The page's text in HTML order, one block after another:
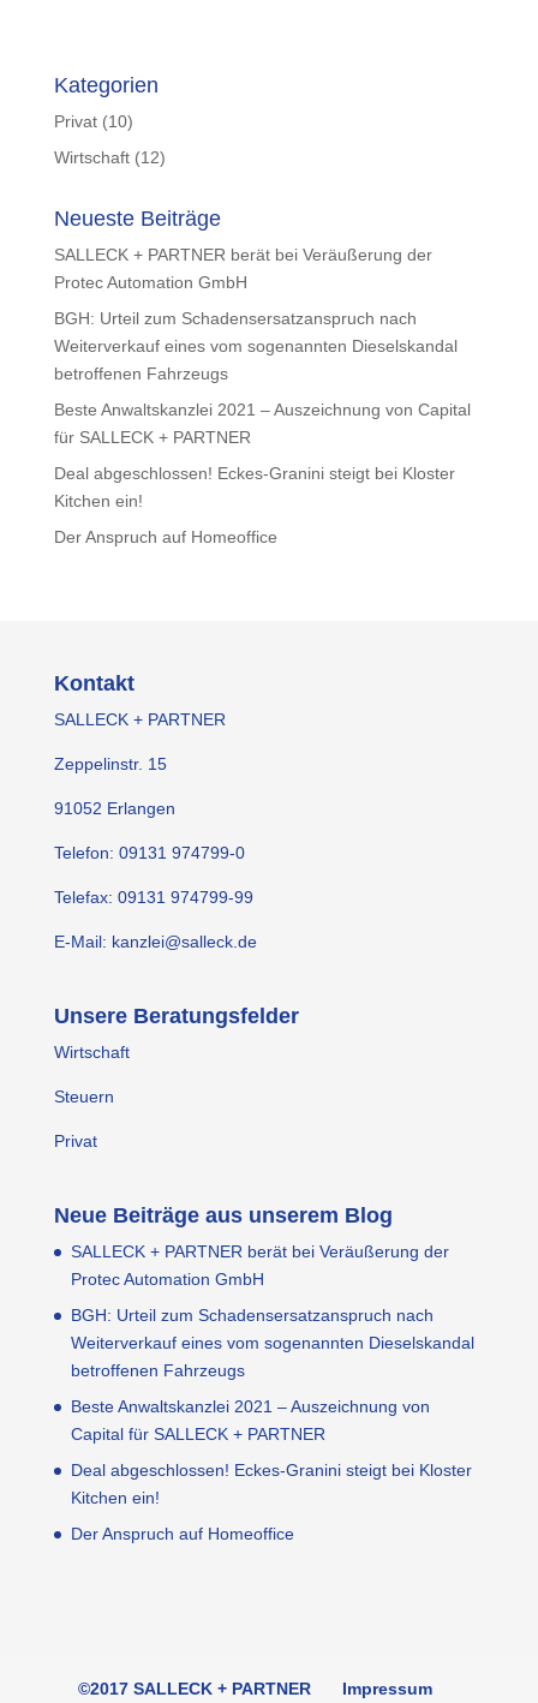
Kategorien
Privat(10)
Wirtschaft(12)
Neueste Beiträge
SALLECK + PARTNER berät bei Veräußerung der
Protec Automation GmbH
BGH: Urteil zum Schadensersatzanspruch nach
Weiterverkauf eines vom sogenannten Dieselskandal
betroffenen Fahrzeugs
Beste Anwaltskanzlei 2021 – Auszeichnung von Capital
für SALLECK + PARTNER
Deal abgeschlossen! Eckes-Granini steigt bei Kloster
Kitchen ein!
Der Anspruch auf Homeoffice
Kontakt
SALLECK + PARTNER
Zeppelinstr. 15
91052 Erlangen
Telefon: 09131 974799-0
Telefax: 09131 974799-99
E-Mail: kanzlei@salleck.de
Unsere Beratungsfelder
Wirtschaft
Steuern
Privat
Neue Beiträge aus unserem Blog
SALLECK + PARTNER berät bei Veräußerung der
Protec Automation GmbH
BGH: Urteil zum Schadensersatzanspruch nach
Weiterverkauf eines vom sogenannten Dieselskandal
betroffenen Fahrzeugs
Beste Anwaltskanzlei 2021 – Auszeichnung von
Capital für SALLECK + PARTNER
Deal abgeschlossen! Eckes-Granini steigt bei Kloster
Kitchen ein!
Der Anspruch auf Homeoffice
©2017 SALLECK + PARTNER Impressum